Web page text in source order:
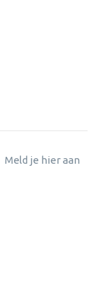
Meld je hier aan